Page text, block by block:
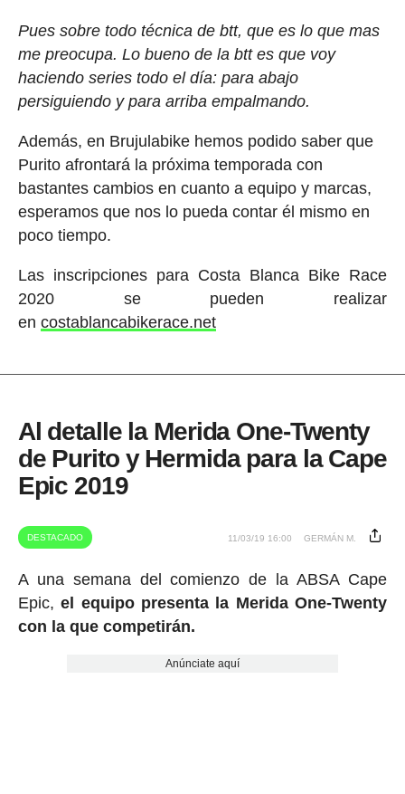
Pues sobre todo técnica de btt, que es lo que mas
me preocupa. Lo bueno de la btt es que voy
haciendo series todo el día: para abajo
persiguiendo y para arriba empalmando.
Además, en Brujulabike hemos podido saber que
Purito afrontará la próxima temporada con
bastantes cambios en cuanto a equipo y marcas,
esperamos que nos lo pueda contar él mismo en
poco tiempo.
Las inscripciones para Costa Blanca Bike Race
2020 se pueden realizar
en costablancabikerace.net
Al detalle la Merida One-Twenty
de Purito y Hermida para la Cape
Epic 2019
DESTACADO 11/03/19 16:00 GERMÁN M.
A una semana del comienzo de la ABSA Cape
Epic, el equipo presenta la Merida One-Twenty
con la que competirán.
Anúnciate aquí